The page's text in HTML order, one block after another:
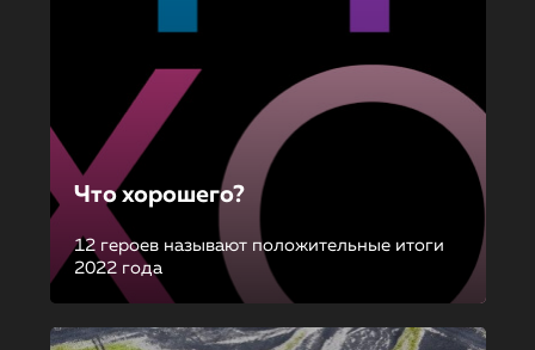
Что хорошего?
12 героев называют положительные итоги
2022 года